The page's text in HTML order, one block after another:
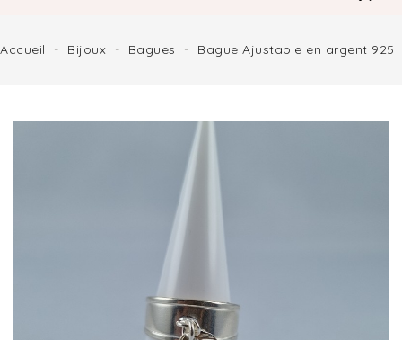
Accueil Bijoux Bagues Bague Ajustable en argent 925